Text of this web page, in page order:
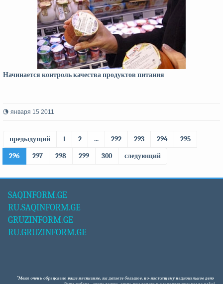
Начинается контроль качества продуктов питания
января 15 2011
предыдущий 1 2 ... 292 293 294
295
296
297 298 299 300 следующий
SAQINFORM.GE
RU.SAQINFORM.GE
GRUZINFORM.GE
RU.GRUZINFORM.GE